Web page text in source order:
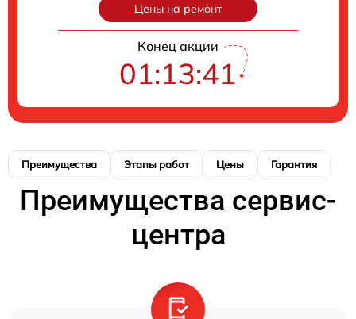
Цены на ремонт
Конец акции
01:13:40
Преимущества Этапы работ Цены Гарантия
Преимущества сервис-
центра